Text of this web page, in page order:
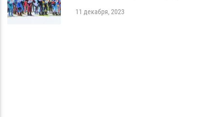
11 декабря, 2023